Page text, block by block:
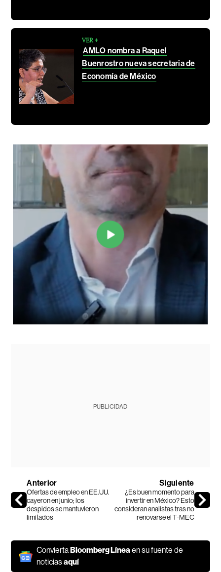
VER +
AMLO nombra a Raquel
Buenrostro nueva secretaria de
Economía de México
PUBLICIDAD
Anterior
Ofertas de empleo en EE.UU.
cayeron en junio; los
despidos se mantuvieron
limitados
Siguiente
¿Es buen momento para
invertir en México? Esto
consideran analistas tras no
renovarse el T-MEC
Convierta Bloomberg Líneaen su fuente de
noticiasaquí